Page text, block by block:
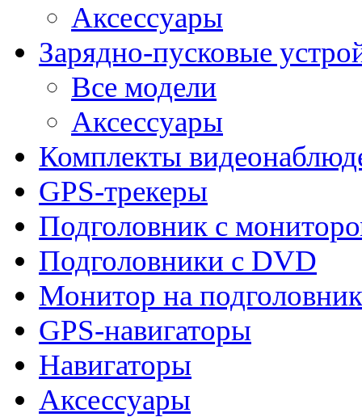
Аксессуары
Зарядно-пусковые
Все модели
Аксессуары
Комплекты
GPS-трекеры
Подголовник с
Подголовники с DVD
Монитор на подголовник
GPS-навигаторы
Навигаторы
Аксессуары